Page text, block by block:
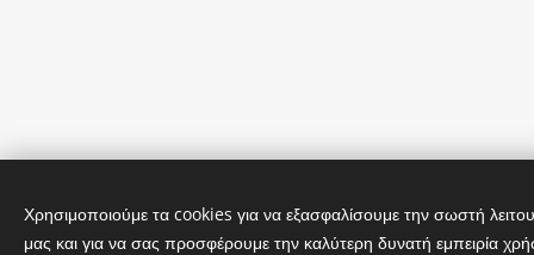
Χρησιμοποιούμε τα cookies για να εξασφαλίσουμε την σωστή
μας και για να σας προσφέρουμε την καλύτερη δυνατή εμπειρία